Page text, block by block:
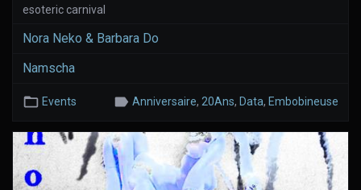
esoteric carnival
Nora Neko & Barbara Do
Namscha
Events Anniversaire, 20Ans, Data, Embobineuse